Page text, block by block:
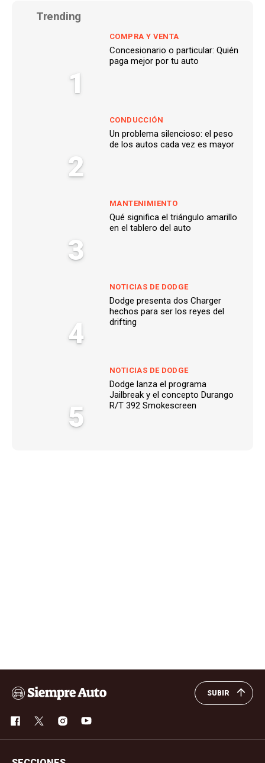
Trending
1
COMPRA Y VENTA
Concesionario o particular: Quién
paga mejor por tu auto
2
CONDUCCIÓN
Un problema silencioso: el peso
de los autos cada vez es mayor
3
MANTENIMIENTO
Qué significa el triángulo amarillo
en el tablero del auto
4
NOTICIAS DE DODGE
Dodge presenta dos Charger
hechos para ser los reyes del
drifting
5
NOTICIAS DE DODGE
Dodge lanza el programa
Jailbreak y el concepto Durango
R/T 392 Smokescreen
SUBIR